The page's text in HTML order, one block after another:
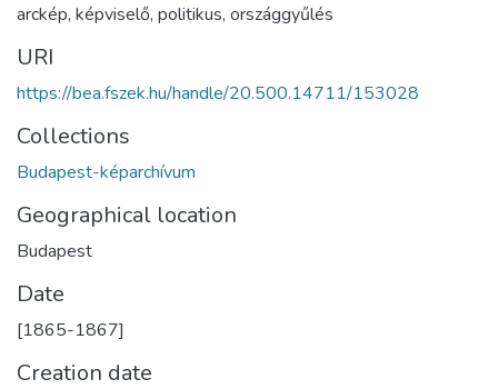
arckép, képviselő, politikus, országgyűlés
URI
https://bea.fszek.hu/handle/20.500.14711/153028
Collections
Budapest-képarchívum
Geographical location
Budapest
Date
[1865-1867]
Creation date